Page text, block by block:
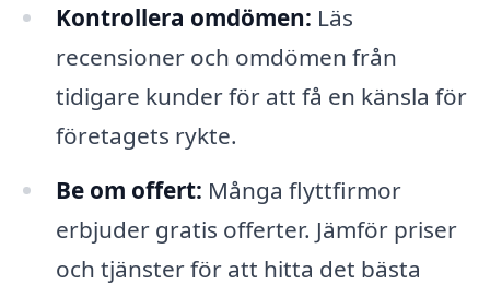
Kontrollera omdömen: Läs
recensioner och omdömen från
tidigare kunder för att få en känsla för
företagets rykte.
Be om offert: Många flyttfirmor
erbjuder gratis offerter. Jämför priser
och tjänster för att hitta det bästa